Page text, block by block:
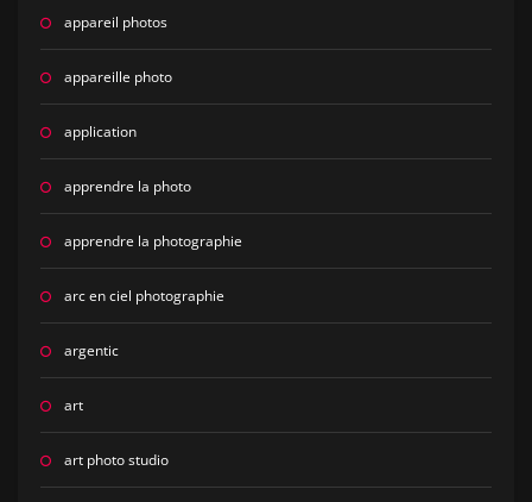
appareil photos
appareille photo
application
apprendre la photo
apprendre la photographie
arc en ciel photographie
argentic
art
art photo studio